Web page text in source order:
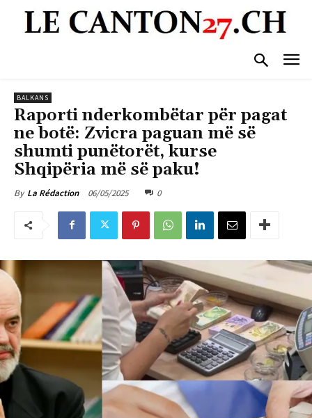
BALKANS
Raporti nderkombëtar për pagat
ne botë: Zvicra paguan më së
shumti punëtorët, kurse
Shqipëria më së paku!
By La Rédaction 06/05/2025 0